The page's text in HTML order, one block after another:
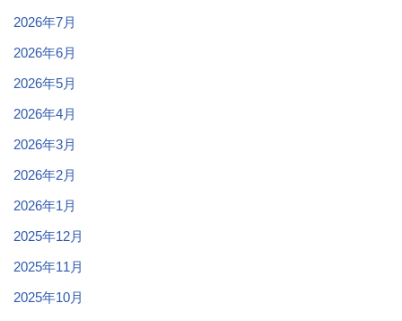
2026年7月
2026年6月
2026年5月
2026年4月
2026年3月
2026年2月
2026年1月
2025年12月
2025年11月
2025年10月